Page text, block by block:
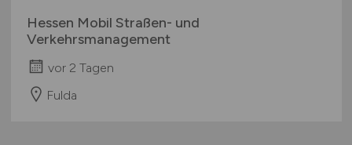
Hessen Mobil Straßen- und
Verkehrsmanagement
vor 2 Tagen
Fulda